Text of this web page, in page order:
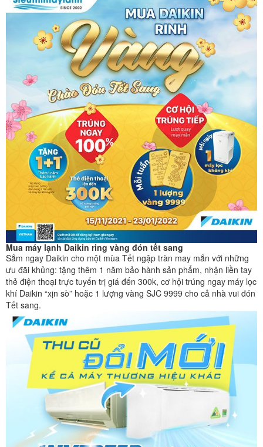
Mua máy lạnh Daikin ring vàng đón tết sang
Sắm ngay Daikin cho một mùa Tết ngập tràn may mắn với những
ưu đãi khủng: tặng thêm 1 năm bảo hành sản phẩm, nhận liền tay
thẻ điện thoại trực tuyến trị giá đến 300k, cơ hội trúng ngay máy lọc
khí Daikin “xịn sò” hoặc 1 lượng vàng SJC 9999 cho cả nhà vui đón
Tết sang.